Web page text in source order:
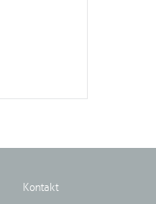
Kontakt